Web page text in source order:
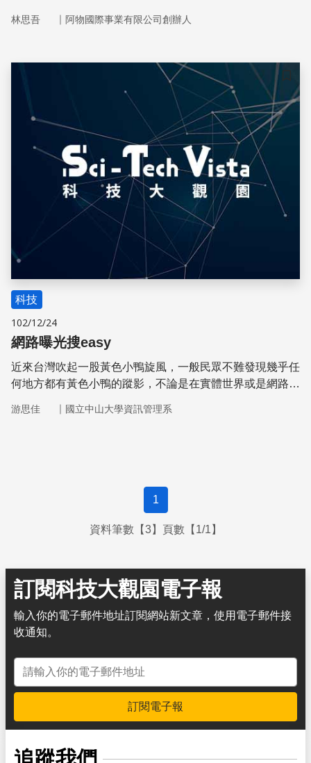
林思吾 ｜ 阿物國際事業有限公司創辦人
儲存
科技
102/12/24
網路曝光搜easy
近來台灣吹起一股黃色小鴨旋風，一般民眾不難發現幾乎任
何地方都有黃色小鴨的蹤影，不論是在實體世界或是網路
「黃色小鴨」這個爆紅的關鍵字，大量堆疊在自身的網站
游思佳 ｜ 國立中山大學資訊管理系
1
資料筆數【3】頁數【1/1】
訂閱科技大觀園電子報
輸入你的電子郵件地址訂閱網站新文章，使用電子郵件接
收通知。
電子郵件地址
訂閱電子報